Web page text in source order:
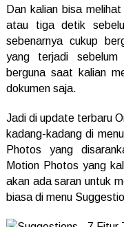
Dan kalian bisa
atau tiga detik
sebenarnya cukup
yang terjadi
berguna saat kalian
dokumen saja.
Jadi di update terbaru
kadang-kadang di
Photos yang
Motion Photos yang
akan ada saran untuk
biasa di menu